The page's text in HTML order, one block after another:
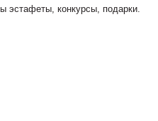
эстафеты, конкурсы, подарки.